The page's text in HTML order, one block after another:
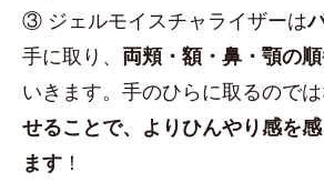
③ ジェルモイスチャライザーは
手に取り、 両頬・額・鼻・顎の
いきます。手のひらに取るのでは
せることで、よりひんやり感を
ます ！